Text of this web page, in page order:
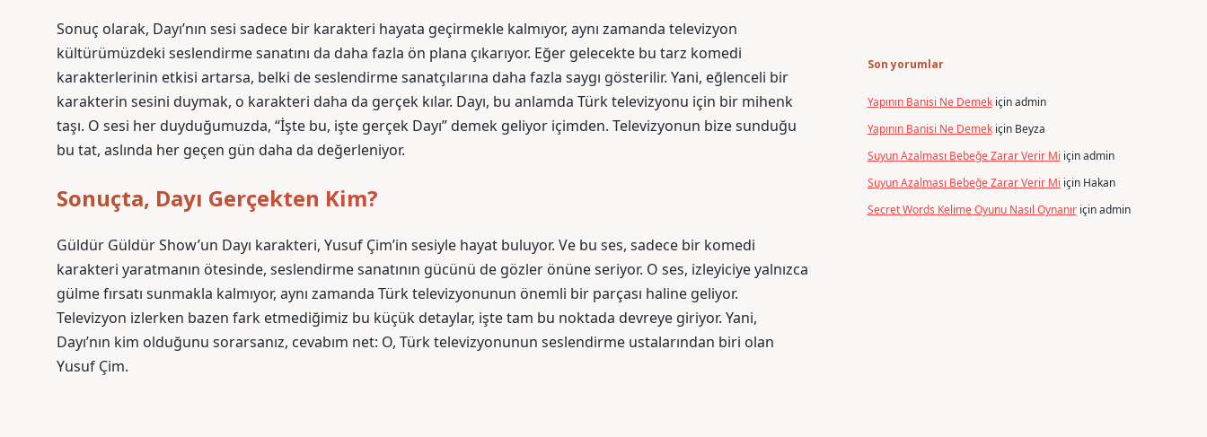
Sonuç olarak, Dayı’nın sesi sadece bir karakteri hayata geçirmekle kalmıyor, aynı zamanda televizyon
kültürümüzdeki seslendirme sanatını da daha fazla ön plana çıkarıyor. Eğer gelecekte bu tarz komedi
karakterlerinin etkisi artarsa, belki de seslendirme sanatçılarına daha fazla saygı gösterilir. Yani, eğlenceli bir
karakterin sesini duymak, o karakteri daha da gerçek kılar. Dayı, bu anlamda Türk televizyonu için bir mihenk
taşı. O sesi her duyduğumuzda, “İşte bu, işte gerçek Dayı” demek geliyor içimden. Televizyonun bize sunduğu
bu tat, aslında her geçen gün daha da değerleniyor.
Sonuçta, Dayı Gerçekten Kim?
Güldür Güldür Show’un Dayı karakteri, Yusuf Çim’in sesiyle hayat buluyor. Ve bu ses, sadece bir komedi
karakteri yaratmanın ötesinde, seslendirme sanatının gücünü de gözler önüne seriyor. O ses, izleyiciye yalnızca
gülme fırsatı sunmakla kalmıyor, aynı zamanda Türk televizyonunun önemli bir parçası haline geliyor.
Televizyon izlerken bazen fark etmediğimiz bu küçük detaylar, işte tam bu noktada devreye giriyor. Yani,
Dayı’nın kim olduğunu sorarsanız, cevabım net: O, Türk televizyonunun seslendirme ustalarından biri olan
Yusuf Çim.
Son yorumlar
Yapının Banisi Ne Demekiçinadmin
Yapının Banisi Ne Demekiçin Beyza
Suyun Azalması Bebeğe Zarar Verir Mi içinadmin
Suyun Azalması Bebeğe Zarar Verir Mi için Hakan
Secret Words Kelime Oyunu Nasıl Oynanıriçinadmin